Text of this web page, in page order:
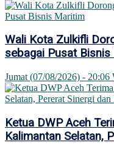
Wali Kota Zulkifli
sebagai Pusat
Jumat (07/08/2026) - 20:06
Ketua DWP Aceh
Kalimantan Selatan,